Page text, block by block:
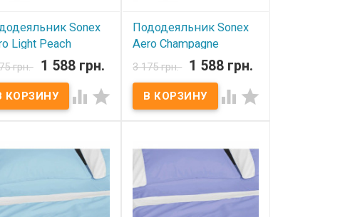
Sonex
Light Peach
см
наличии
Sonex Aero
Air-Tex, 100%
Производитель:
(Украина).
грн. 1 588 грн.
 
Пододеяльник Sonex
Aero Champagne
145х210 см
В наличии
Пододеяльник Sonex Aero
Вставки: Air-Tex, 100%
полиэстер. Производитель:
Sonex (Украина).
3 175 грн. 1 588 грн.
 